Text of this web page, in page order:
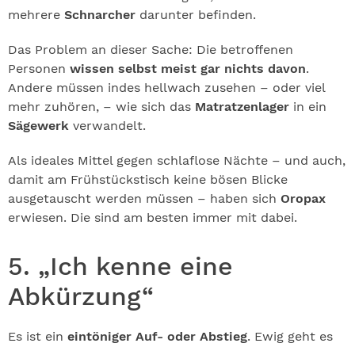
mehrere Schnarcher darunter befinden.
Das Problem an dieser Sache: Die betroffenen
Personen wissen selbst meist gar nichts davon.
Andere müssen indes hellwach zusehen – oder viel
mehr zuhören, – wie sich das Matratzenlager in ein
Sägewerk verwandelt.
Als ideales Mittel gegen schlaflose Nächte – und auch,
damit am Frühstückstisch keine bösen Blicke
ausgetauscht werden müssen – haben sich Oropax
erwiesen. Die sind am besten immer mit dabei.
5. „Ich kenne eine
Abkürzung“
Es ist ein eintöniger Auf- oder Abstieg. Ewig geht es